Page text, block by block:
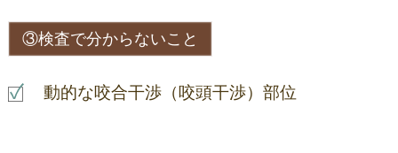
③検査で分からないこと
動的な咬合干渉（咬頭干渉）部位